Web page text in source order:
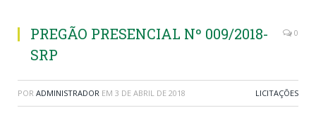
PREGÃO PRESENCIAL Nº 009/2018-
SRP
0
POR ADMINISTRADOR EM 3 DE ABRIL DE 2018 LICITAÇÕES